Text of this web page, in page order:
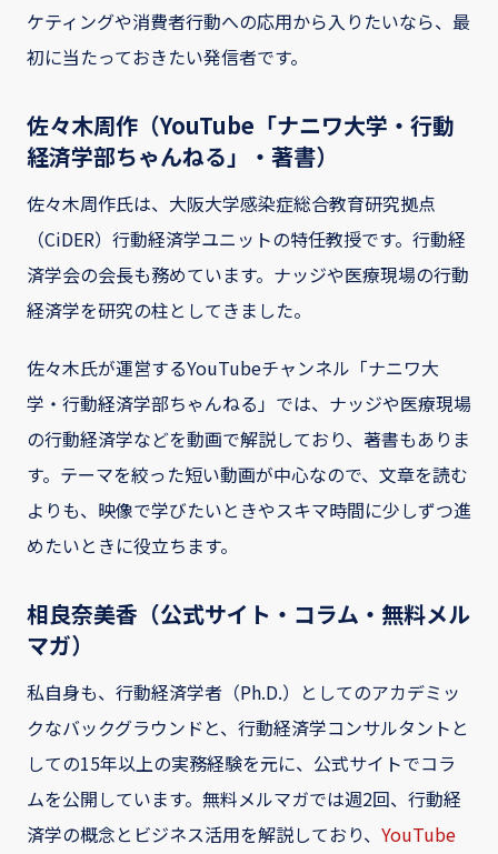
ケティングや消費者行動への応用から入りたいなら、最
初に当たっておきたい発信者です。
佐々木周作（YouTube「ナニワ大学・行動
経済学部ちゃんねる」・著書）
佐々木周作氏は、大阪大学感染症総合教育研究拠点
（CiDER）行動経済学ユニットの特任教授です。行動経
済学会の会長も務めています。ナッジや医療現場の行動
経済学を研究の柱としてきました。
佐々木氏が運営するYouTubeチャンネル「ナニワ大
学・行動経済学部ちゃんねる」では、ナッジや医療現場
の行動経済学などを動画で解説しており、著書もありま
す。テーマを絞った短い動画が中心なので、文章を読む
よりも、映像で学びたいときやスキマ時間に少しずつ進
めたいときに役立ちます。
相良奈美香（公式サイト・コラム・無料メル
マガ）
私自身も、行動経済学者（Ph.D.）としてのアカデミッ
クなバックグラウンドと、行動経済学コンサルタントと
しての15年以上の実務経験を元に、公式サイトでコラ
ムを公開しています。無料メルマガでは週2回、行動経
済学の概念とビジネス活用を解説しており、 YouTube